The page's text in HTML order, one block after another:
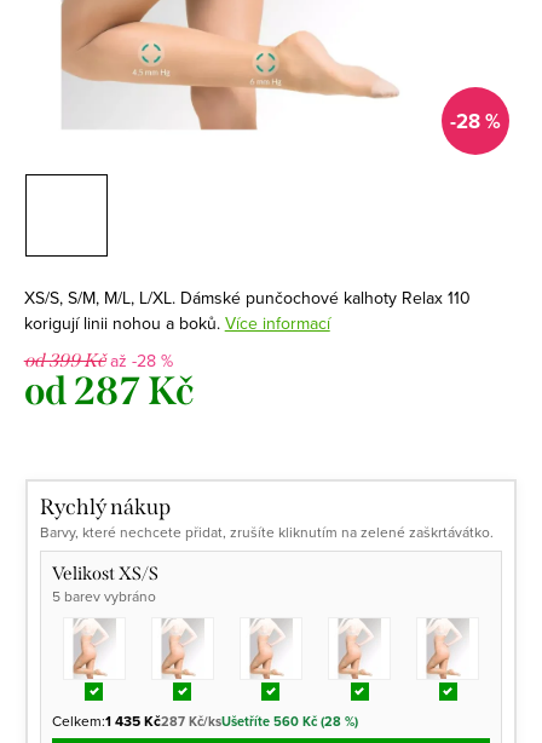
-28 %
XS/S, S/M, M/L, L/XL. Dámské punčochové kalhoty Relax 110
korigují linii nohou a boků. Více informací
od 399 Kčaž -28 %
od287 Kč
Rychlý nákup
Barvy, které nechcete přidat, zrušíte kliknutím na zelené zaškrtávátko.
Velikost XS/S
5 barev vybráno
Celkem:1 435 Kč287 Kč/ksUšetříte 560 Kč (28 %)